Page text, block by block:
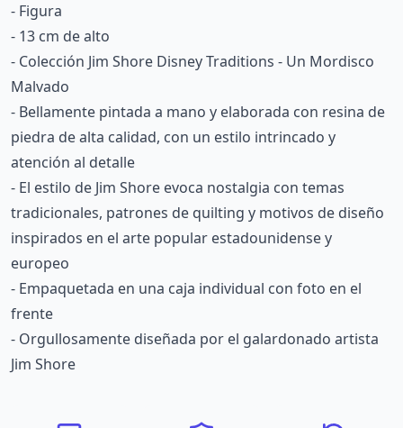
- Figura
- 13 cm de alto
- Colección Jim Shore Disney Traditions - Un Mordisco
Malvado
- Bellamente pintada a mano y elaborada con resina de
piedra de alta calidad, con un estilo intrincado y
atención al detalle
- El estilo de Jim Shore evoca nostalgia con temas
tradicionales, patrones de quilting y motivos de diseño
inspirados en el arte popular estadounidense y
europeo
- Empaquetada en una caja individual con foto en el
frente
- Orgullosamente diseñada por el galardonado artista
Jim Shore